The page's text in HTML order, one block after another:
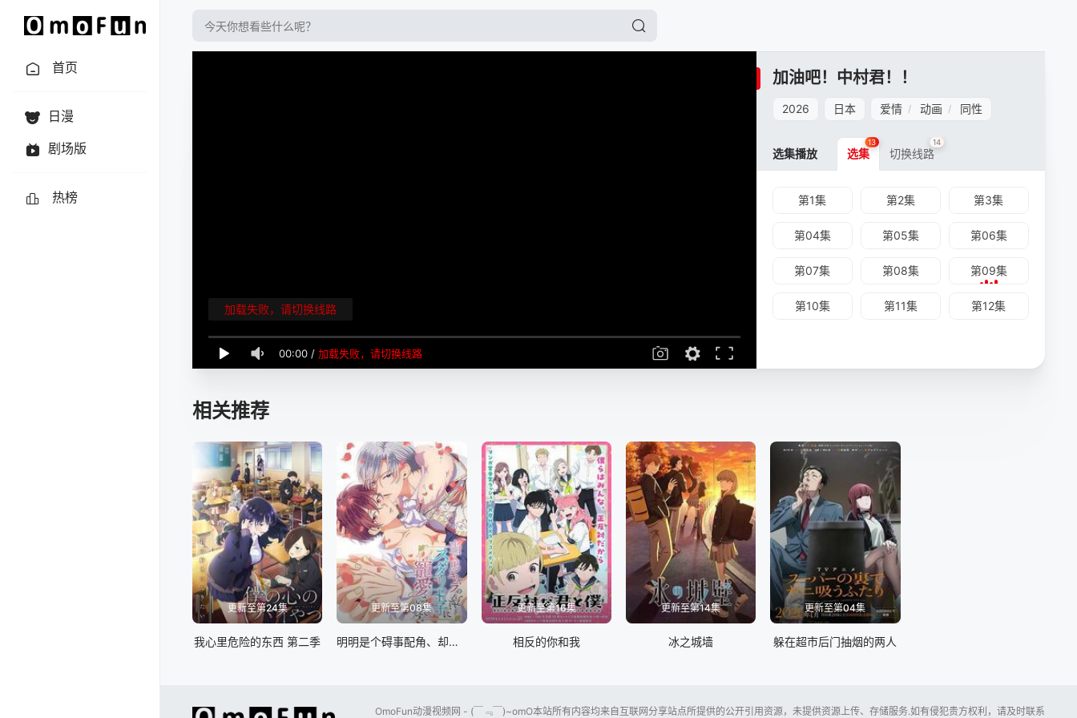
首页
日漫
剧场版
热榜
00:00 / 加载失败，请切换线路
加载失败，请切换线路
加油吧！中村君！！
2026 日本 爱情 / 动画 / 同性
选集播放 选集
13
切换线路
14
第1集 第2集 第3集
第04集 第05集 第06集
第07集 第08集 第09集
第10集 第11集 第12集
相关推荐
更新至第24集
我心里危险的东西 第二季
更新至第08集
明明是个碍事配角、却被王子给宠爱了
更新至第16集
相反的你和我
更新至第14集
冰之城墙
更新至第04集
躲在超市后门抽烟的两人
OmoFun动漫视频网 - (￣﹃￣)~omO本站所有内容均来自互联网分享站点所提供的公开引用资源，未提供资源上传、存储服务.如有侵犯贵方权利，请及时联系